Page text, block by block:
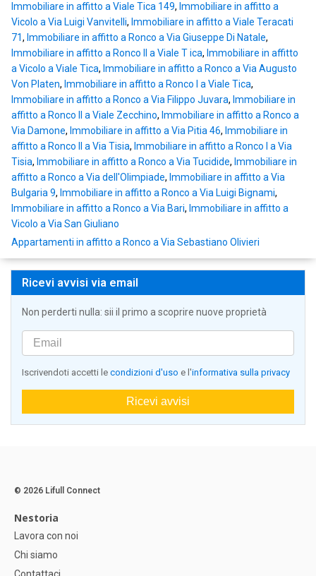
Immobiliare in affitto a Viale Tica 149, Immobiliare in affitto a
Vicolo a Via Luigi Vanvitelli, Immobiliare in affitto a Viale Teracati
71, Immobiliare in affitto a Ronco a Via Giuseppe Di Natale,
Immobiliare in affitto a Ronco II a Viale T ica, Immobiliare in affitto
a Vicolo a Viale Tica, Immobiliare in affitto a Ronco a Via Augusto
Von Platen, Immobiliare in affitto a Ronco I a Viale Tica,
Immobiliare in affitto a Ronco a Via Filippo Juvara, Immobiliare in
affitto a Ronco II a Viale Zecchino, Immobiliare in affitto a Ronco a
Via Damone, Immobiliare in affitto a Via Pitia 46, Immobiliare in
affitto a Ronco II a Via Tisia, Immobiliare in affitto a Ronco I a Via
Tisia, Immobiliare in affitto a Ronco a Via Tucidide, Immobiliare in
affitto a Ronco a Via dell'Olimpiade, Immobiliare in affitto a Via
Bulgaria 9, Immobiliare in affitto a Ronco a Via Luigi Bignami,
Immobiliare in affitto a Ronco a Via Bari, Immobiliare in affitto a
Vicolo a Via San Giuliano
Appartamenti in affitto a Ronco a Via Sebastiano Olivieri
Ricevi avvisi via email
Non perderti nulla: sii il primo a scoprire nuove proprietà
Iscrivendoti accetti le condizioni d'uso e l'informativa sulla privacy
Ricevi avvisi
© 2026 Lifull Connect
Nestoria
Lavora con noi
Chi siamo